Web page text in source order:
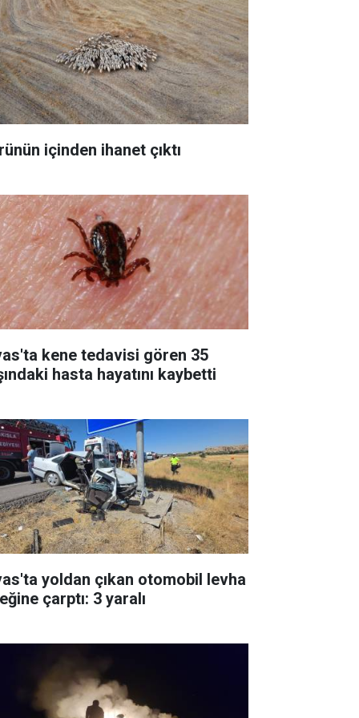
içinden ihanet çıktı
kene tedavisi gören 35
hasta hayatını kaybetti
yoldan çıkan otomobil levha
çarptı: 3 yaralı